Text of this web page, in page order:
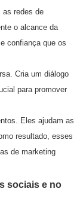
as redes de
o alcance da
confiança que os
Cria um diálogo
para promover
Eles ajudam as
resultado, esses
de marketing
sociais e no